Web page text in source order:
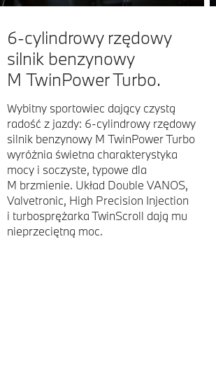
6-cylindrowy rzędowy
silnik benzynowy
M TwinPower Turbo.
Wybitny sportowiec dający czystą
radość z jazdy: 6-cylindrowy rzędowy
silnik benzynowy M TwinPower Turbo
wyróżnia świetna charakterystyka
mocy i soczyste, typowe dla
M brzmienie. Układ Double VANOS,
Valvetronic, High Precision Injection
i turbosprężarka TwinScroll dają mu
nieprzeciętną moc.